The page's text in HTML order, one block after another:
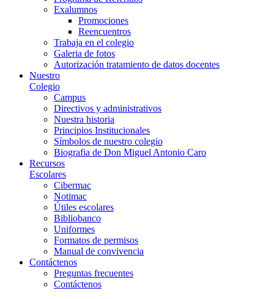
Exalumnos
Promociones
Reencuentros
Trabaja en el colegio
Galeria de fotos
Autorización tratamiento de datos docentes
Nuestro
Colegio
Campus
Directivos y administrativos
Nuestra historia
Principios Institucionales
Símbolos de nuestro colegio
Biografia de Don Miguel Antonio Caro
Recursos
Escolares
Cibermac
Notimac
Útiles escolares
Bibliobanco
Uniformes
Formatos de permisos
Manual de convivencia
Contáctenos
Preguntas frecuentes
Contáctenos